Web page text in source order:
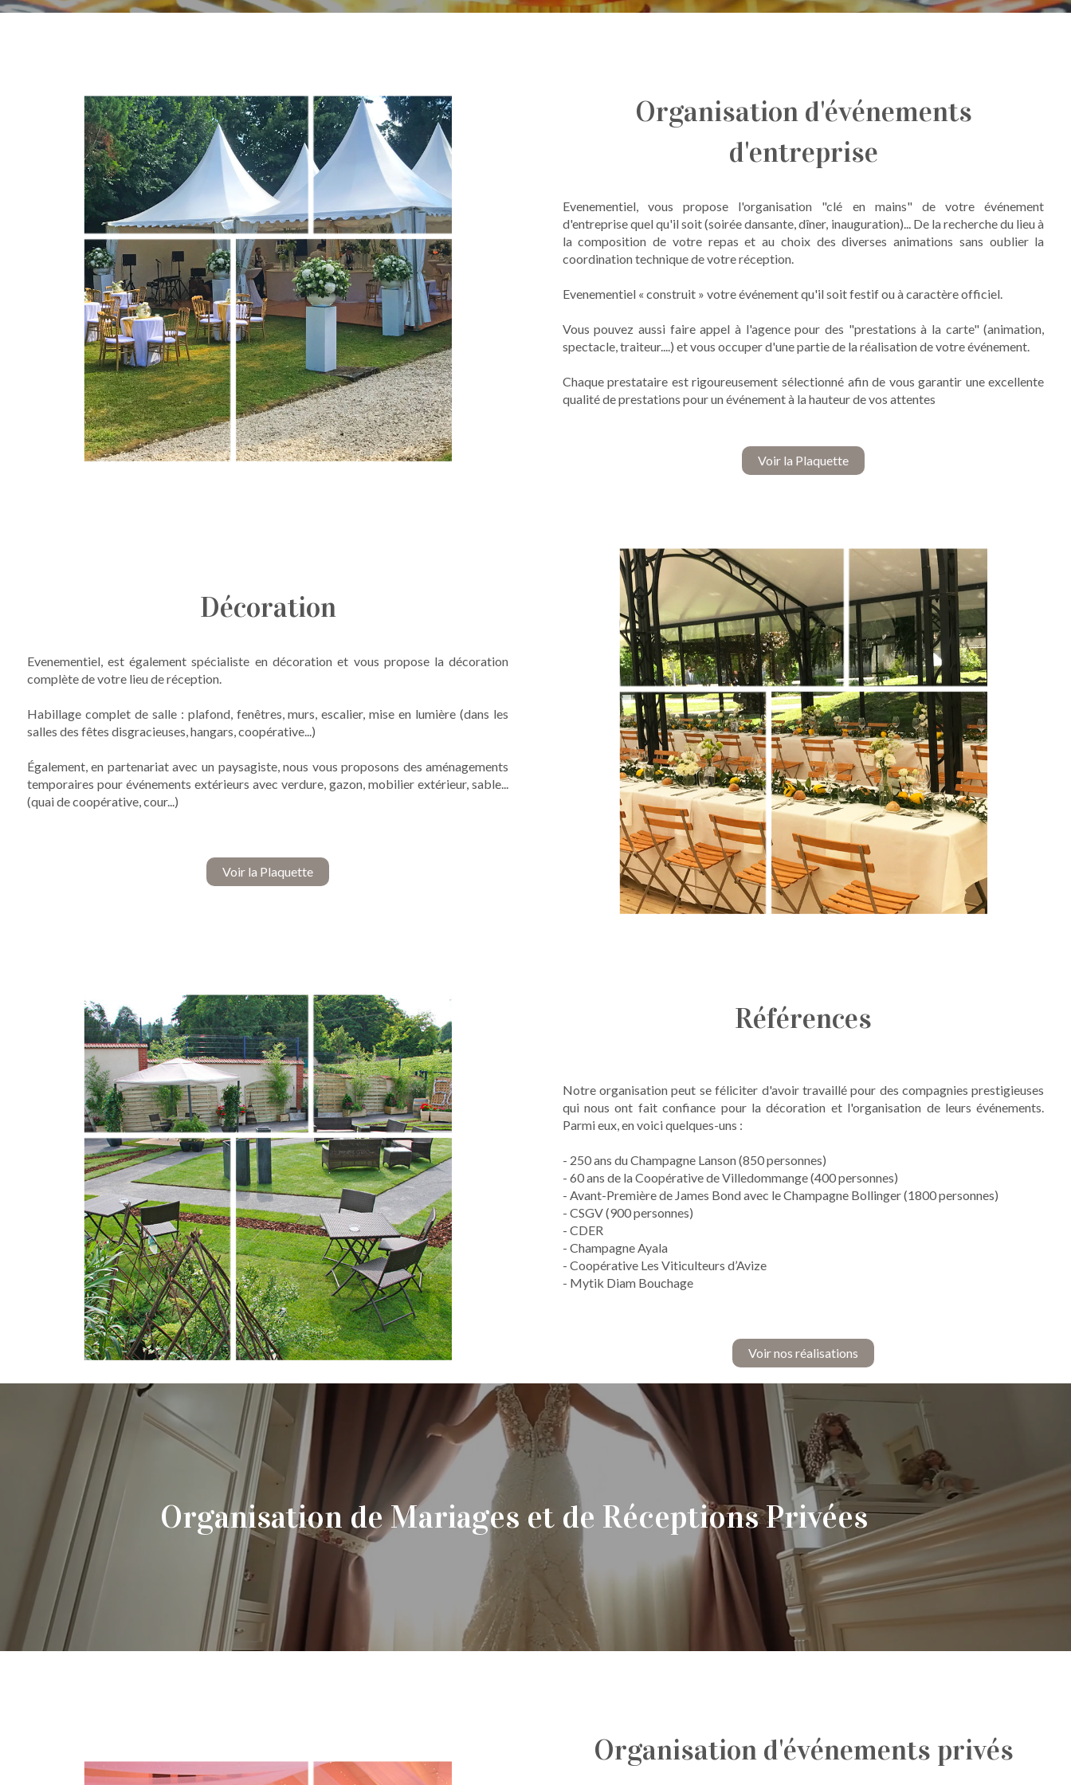
Organisation d'événements
d'entreprise
Evenementiel, vous propose l'organisation "clé en mains" de votre événement
d'entreprise quel qu'il soit (soirée dansante, dîner, inauguration)... De la recherche du lieu à
la composition de votre repas et au choix des diverses animations sans oublier la
coordination technique de votre réception.
Evenementiel « construit » votre événement qu'il soit festif ou à caractère officiel.
Vous pouvez aussi faire appel à l'agence pour des "prestations à la carte" (animation,
spectacle, traiteur....) et vous occuper d'une partie de la réalisation de votre événement.
Chaque prestataire est rigoureusement sélectionné afin de vous garantir une excellente
qualité de prestations pour un événement à la hauteur de vos attentes
Voir la Plaquette
Décoration
Evenementiel, est également spécialiste en décoration et vous propose la décoration
complète de votre lieu de réception.
Habillage complet de salle : plafond, fenêtres, murs, escalier, mise en lumière (dans les
salles des fêtes disgracieuses, hangars, coopérative...)
Également, en partenariat avec un paysagiste, nous vous proposons des aménagements
temporaires pour événements extérieurs avec verdure, gazon, mobilier extérieur, sable...
(quai de coopérative, cour...)
Voir la Plaquette
Références
Notre organisation peut se féliciter d'avoir travaillé pour des compagnies prestigieuses
qui nous ont fait confiance pour la décoration et l'organisation de leurs événements.
Parmi eux, en voici quelques-uns :
- 250 ans du Champagne Lanson (850 personnes)
- 60 ans de la Coopérative de Villedommange (400 personnes)
- Avant-Première de James Bond avec le Champagne Bollinger (1800 personnes)
- CSGV (900 personnes)
- CDER
- Champagne Ayala
- Coopérative Les Viticulteurs d’Avize
- Mytik Diam Bouchage
Voir nos réalisations
Organisation de Mariages et de Réceptions Privées
Organisation d'événements privés